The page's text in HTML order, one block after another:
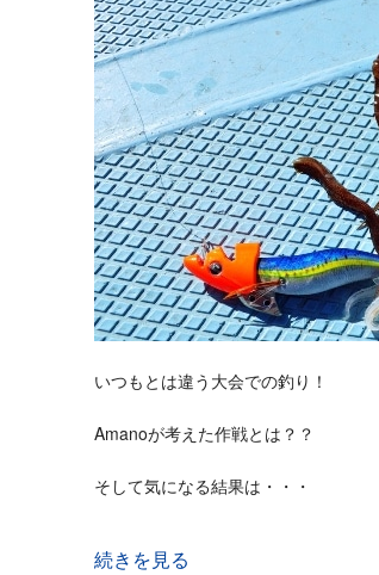
いつもとは違う大会での釣り！
Amanoが考えた作戦とは？？
そして気になる結果は・・・
続きを見る